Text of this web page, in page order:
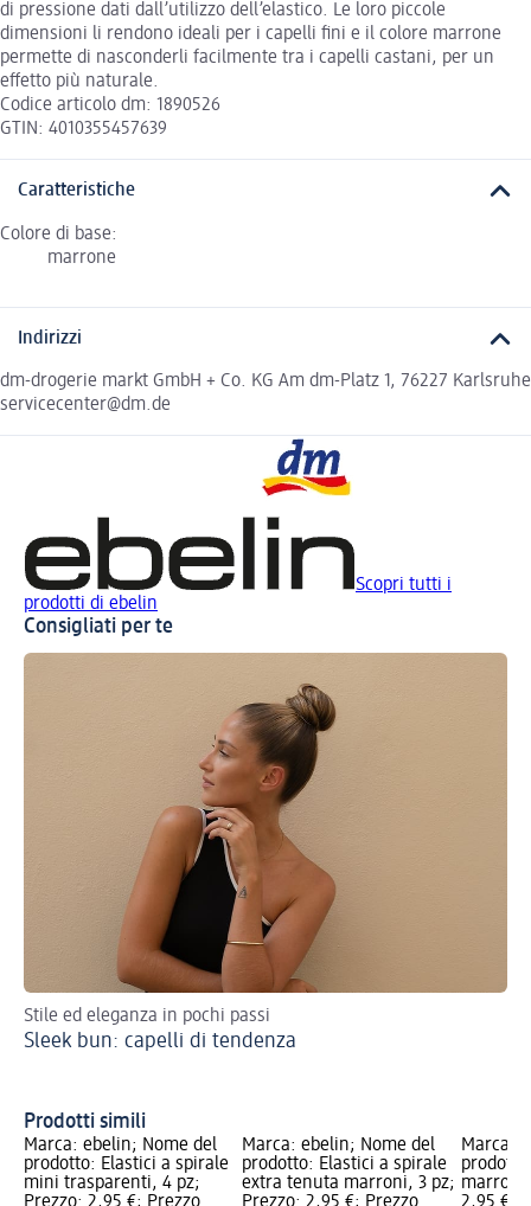
di pressione dati dall’utilizzo dell’elastico. Le loro piccole
dimensioni li rendono ideali per i capelli fini e il colore marrone
permette di nasconderli facilmente tra i capelli castani, per un
effetto più naturale.
Codice articolo dm: 1890526
GTIN: 4010355457639
Caratteristiche
Colore di base:
marrone
Indirizzi
dm-drogerie markt GmbH + Co. KG Am dm-Platz 1, 76227 Karlsruhe
servicecenter@dm.de
Scopri tutti i
prodotti di ebelin
Consigliati per te
Stile ed eleganza in pochi passi
Sleek bun: capelli di tendenza
Prodotti simili
Marca: ebelin; Nome del
prodotto: Elastici a spirale
mini trasparenti, 4 pz;
Prezzo: 2,95 €; Prezzo
Marca: ebelin; Nome del
prodotto: Elastici a spirale
extra tenuta marroni, 3 pz;
Prezzo: 2,95 €; Prezzo
Marca:
2,95 €;